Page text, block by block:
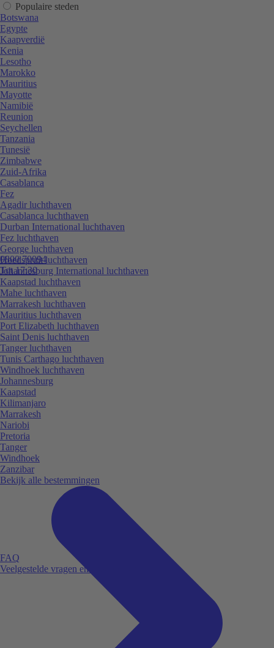
0800 70094
Tot 17:30
FAQ
Veelgestelde vragen en antwoorden.
Populaire steden
Botswana
Egypte
Kaapverdië
Kenia
Lesotho
Marokko
Mauritius
Mayotte
Namibië
Reunion
Seychellen
Tanzania
Tunesië
Zimbabwe
Zuid-Afrika
Casablanca
Fez
Agadir luchthaven
Casablanca luchthaven
Durban International luchthaven
Fez luchthaven
George luchthaven
Hoedspruit luchthaven
Johannesburg International luchthaven
Kaapstad luchthaven
Mahe luchthaven
Marrakesh luchthaven
Mauritius luchthaven
Port Elizabeth luchthaven
Saint Denis luchthaven
Tanger luchthaven
Tunis Carthago luchthaven
Windhoek luchthaven
Johannesburg
Kaapstad
Kilimanjaro
Marrakesh
Nariobi
Pretoria
Tanger
Windhoek
Zanzibar
Bekijk alle bestemmingen